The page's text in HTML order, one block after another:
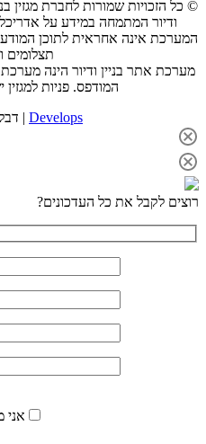
ודיור המתמחה במידע על
המערכת אינה אחראית לתוכן
תצלומים
מערכת אתר בניין ודיור הינה מערכת
המודפס. פניות
דבלופס – בניית אתרים ופיתוח מערכות | Develops
רוצים לקבל את כל העדכונים?
אני